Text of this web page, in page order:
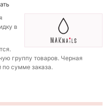
в
группу товаров. Черная
по сумме заказа.